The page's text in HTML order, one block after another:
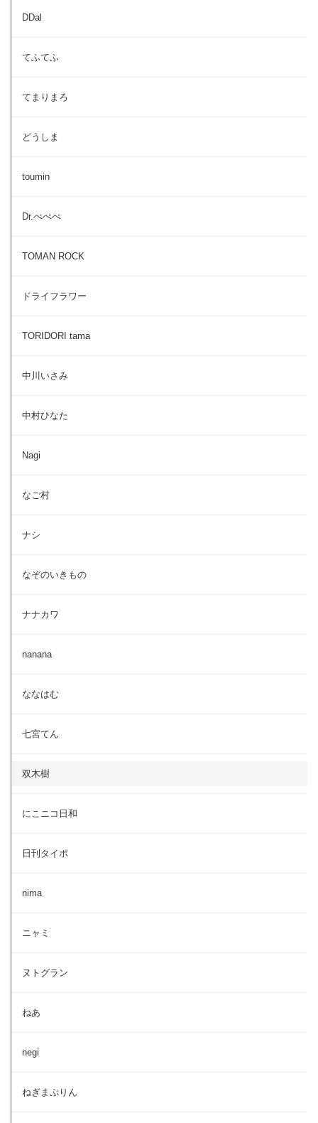
DDal
てふてふ
てまりまろ
どうしま
toumin
Dr.ぺぺぺ
TOMAN ROCK
ドライフラワー
TORIDORI tama
中川いさみ
中村ひなた
Nagi
なご村
ナシ
なぞのいきもの
ナナカワ
nanana
ななはむ
七宮てん
双木樹
にこニコ日和
日刊タイポ
nima
ニャミ
ヌトグラン
ねあ
negi
ねぎまぷりん